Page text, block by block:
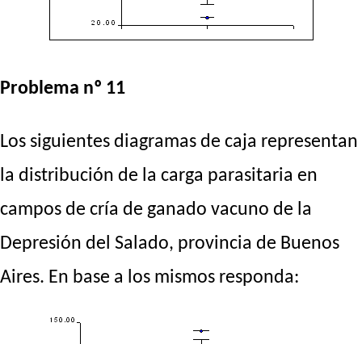
Problema nº 11
Los siguientes diagramas de caja representan
la distribución de la carga parasitaria en
campos de cría de ganado vacuno de la
Depresión del Salado, provincia de Buenos
Aires. En base a los mismos responda: